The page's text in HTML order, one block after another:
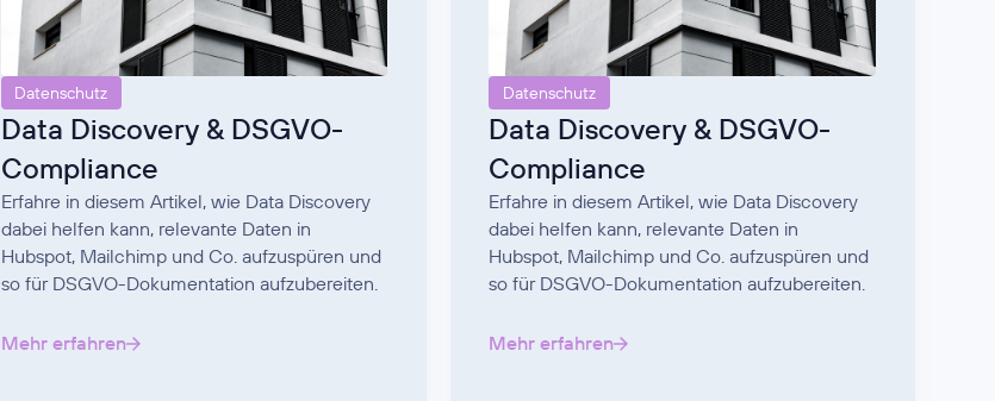
Datenschutz
Data Discovery & DSGVO-
Compliance
Erfahre in diesem Artikel, wie Data Discovery
dabei helfen kann, relevante Daten in
Hubspot, Mailchimp und Co. aufzuspüren und
so für DSGVO-Dokumentation aufzubereiten.
Mehr erfahren
Datenschutz
Data Discovery & DSGVO-
Compliance
Erfahre in diesem Artikel, wie Data Discovery
dabei helfen kann, relevante Daten in
Hubspot, Mailchimp und Co. aufzuspüren und
so für DSGVO-Dokumentation aufzubereiten.
Mehr erfahren